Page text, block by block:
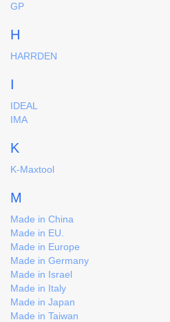
GP
H
HARRDEN
I
IDEAL
IMA
K
K-Maxtool
M
Made in China
Made in EU.
Made in Europe
Made in Germany
Made in Israel
Made in Italy
Made in Japan
Made in Taiwan